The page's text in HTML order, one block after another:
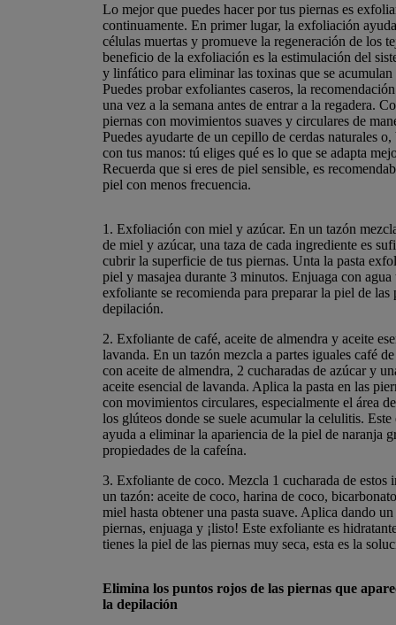
Lo mejor que puedes hacer por tus piernas es
continuamente. En primer lugar, la exfoliación
células muertas y promueve la regeneración de los
beneficio de la exfoliación es la estimulación del
y linfático para eliminar las toxinas que se acumulan
Puedes probar exfoliantes caseros, la
una vez a la semana antes de entrar a la regadera.
piernas con movimientos suaves y circulares de
Puedes ayudarte de un cepillo de cerdas naturales
con tus manos: tú eliges qué es lo que se adapta
Recuerda que si eres de piel sensible, es
piel con menos frecuencia.
1. Exfoliación con miel y azúcar. En un tazón
de miel y azúcar, una taza de cada ingrediente es
cubrir la superficie de tus piernas. Unta la pasta
piel y masajea durante 3 minutos. Enjuaga con agua
exfoliante se recomienda para preparar la piel de las
depilación.
2. Exfoliante de café, aceite de almendra y aceite
lavanda. En un tazón mezcla a partes iguales café
con aceite de almendra, 2 cucharadas de azúcar y
aceite esencial de lavanda. Aplica la pasta en las
con movimientos circulares, especialmente el área
los glúteos donde se suele acumular la celulitis.
ayuda a eliminar la apariencia de la piel de naranja
propiedades de la cafeína.
3. Exfoliante de coco. Mezcla 1 cucharada de estos
un tazón: aceite de coco, harina de coco,
miel hasta obtener una pasta suave. Aplica dando un
piernas, enjuaga y ¡listo! Este exfoliante es
tienes la piel de las piernas muy seca, esta es la
Elimina los puntos rojos de las piernas que
la depilación